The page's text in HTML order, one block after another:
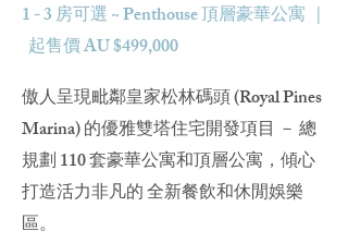
1 - 3 房可選 ~ Penthouse 頂層豪華公寓 |
起售價 AU $499,000
傲人呈現毗鄰皇家松林碼頭 (Royal Pines
Marina) 的優雅雙塔住宅開發項目 － 總
規劃 110 套豪華公寓和頂層公寓，傾心
打造活力非凡的 全新餐飲和休閒娛樂
區。